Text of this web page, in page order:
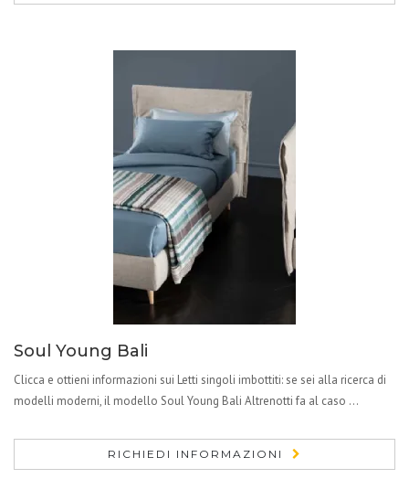
Soul Young Bali
Clicca e ottieni informazioni sui Letti singoli imbottiti: se sei alla ricerca di
modelli moderni, il modello Soul Young Bali Altrenotti fa al caso ...
RICHIEDI INFORMAZIONI